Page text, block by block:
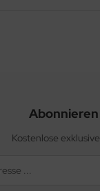
Kostenlose